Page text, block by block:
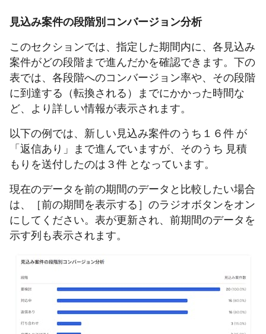
見込み案件の段階別コンバージョン分析
このセクションでは、指定した期間内に、各見込み
案件がどの段階まで進んだかを確認できます。下の
表では、各段階へのコンバージョン率や、その段階
に到達する（転換される）までにかかった時間な
ど、より詳しい情報が表示されます。
以下の例では、新しい見込み案件のうち１６件 が
「返信あり」まで進んでいますが、そのうち 見積
もりを送付したのは３件 となっています。
現在のデータを前の期間のデータと比較したい場合
は、［前の期間を表示する］のラジオボタンをオン
にしてください。表が更新され、前期間のデータを
示す列も表示されます。